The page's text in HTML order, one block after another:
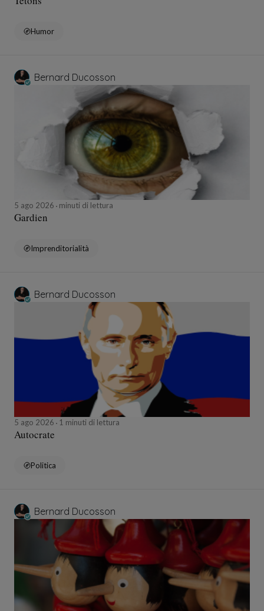
Humor
Bernard Ducosson
5 ago 2026 minuti di lettura
Gardien
Imprenditorialità
Bernard Ducosson
5 ago 2026 1 minuti di lettura
Autocrate
Politica
Bernard Ducosson